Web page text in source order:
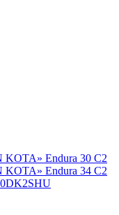
KOTA» Endura 30 C2
KOTA» Endura 34 C2